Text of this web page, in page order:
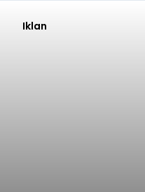
Iklan